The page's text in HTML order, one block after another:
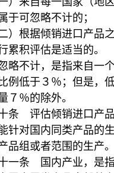
于可忽略不计的；
根据倾销进口产品之
累积评估是适当的。
不计，是指来自一个
例低于３％；但是，
７％的除外。
评估倾销进口产品
针对国内同类产品的
品组或者范围的生产。
条 国内产业，是指